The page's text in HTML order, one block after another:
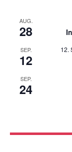
AUG.
28
SEP.
12
12.
SEP.
24